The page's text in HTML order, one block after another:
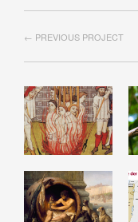
← PREVIOUS PROJECT